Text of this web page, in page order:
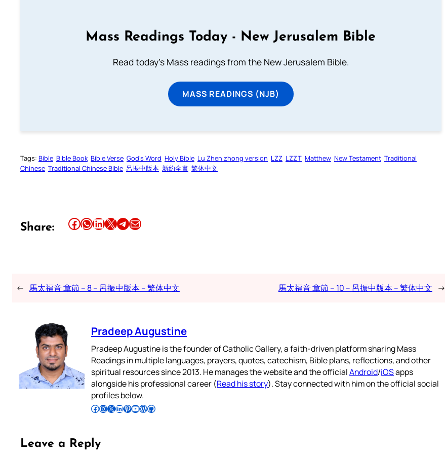
Mass Readings Today - New Jerusalem Bible
Read today's Mass readings from the New Jerusalem Bible.
MASS READINGS (NJB)
Tags: Bible Bible Book Bible Verse God’s Word Holy Bible Lu Zhen zhong version LZZ LZZT Matthew New Testament Traditional
Chinese Traditional Chinese Bible 呂振中版本 新約全書 繁体中文
Share: Share this article on Facebook Share this article on WhatsApp Share this article on LinkedIn Share this article on X Share this article on TelegramEmail this Article
← 馬太福音 章節 – 8 – 呂振中版本 – 繁体中文 馬太福音 章節 – 10 – 呂振中版本 – 繁体中文 →
Pradeep Augustine
Pradeep Augustine is the founder of Catholic Gallery, a faith-driven platform sharing Mass
Readings in multiple languages, prayers, quotes, catechism, Bible plans, reflections, and other
spiritual resources since 2013. He manages the website and the officialAndroid/iOSapps
alongside his professional career (Read his story). Stay connected with him on the official social
profiles below.
Follow Pradeep on Facebook Follow Pradeep on InstagramFollow Pradeep on X Follow Pradeep on LinkedIn Follow Pradeep on Pinterest Subscribe to Pradeep’s Youtube Channel Follow Pradeep on WordPress Follow Pradeep on GitHub
Leave a Reply